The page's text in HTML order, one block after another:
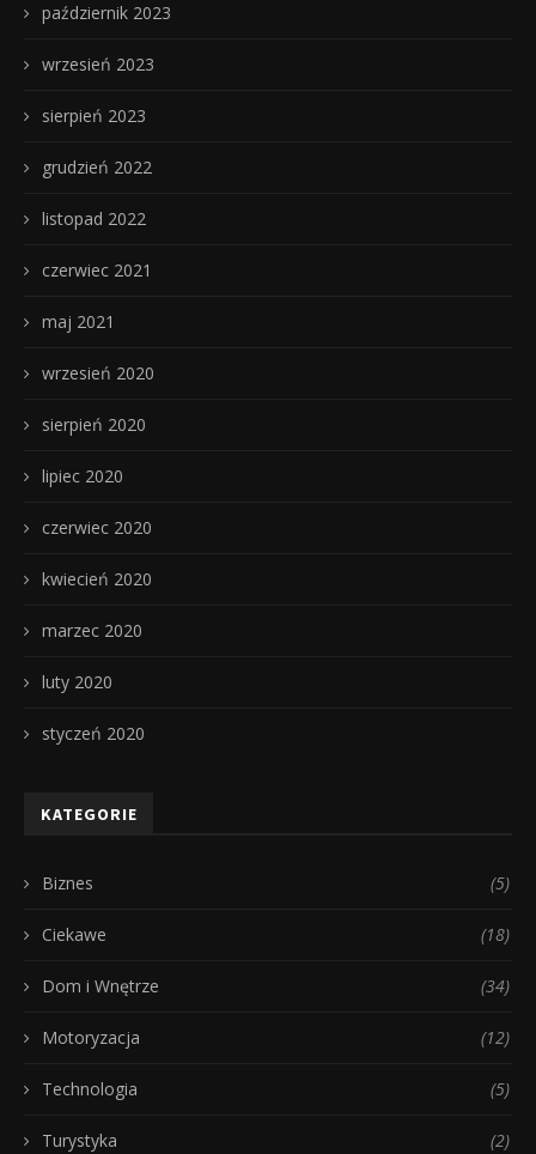
październik 2023
wrzesień 2023
sierpień 2023
grudzień 2022
listopad 2022
czerwiec 2021
maj 2021
wrzesień 2020
sierpień 2020
lipiec 2020
czerwiec 2020
kwiecień 2020
marzec 2020
luty 2020
styczeń 2020
KATEGORIE
Biznes (5)
Ciekawe (18)
Dom i Wnętrze (34)
Motoryzacja (12)
Technologia (5)
Turystyka (2)